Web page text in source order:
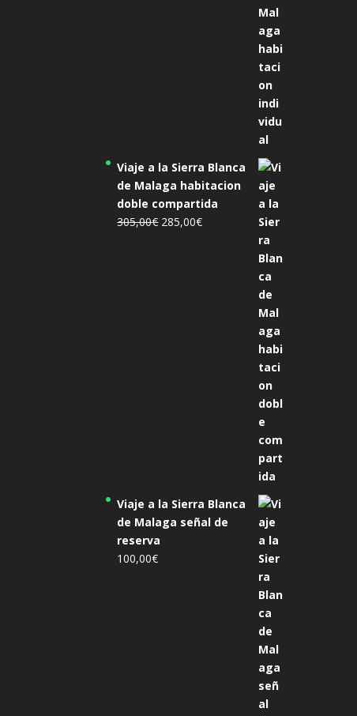
Viaje a la Sierra Blanca
de Malaga habitacion
doble compartida
305,00€ El
285,00€El
Viaje a la Sierra Blanca
de Malaga señal de
reserva
100,00€